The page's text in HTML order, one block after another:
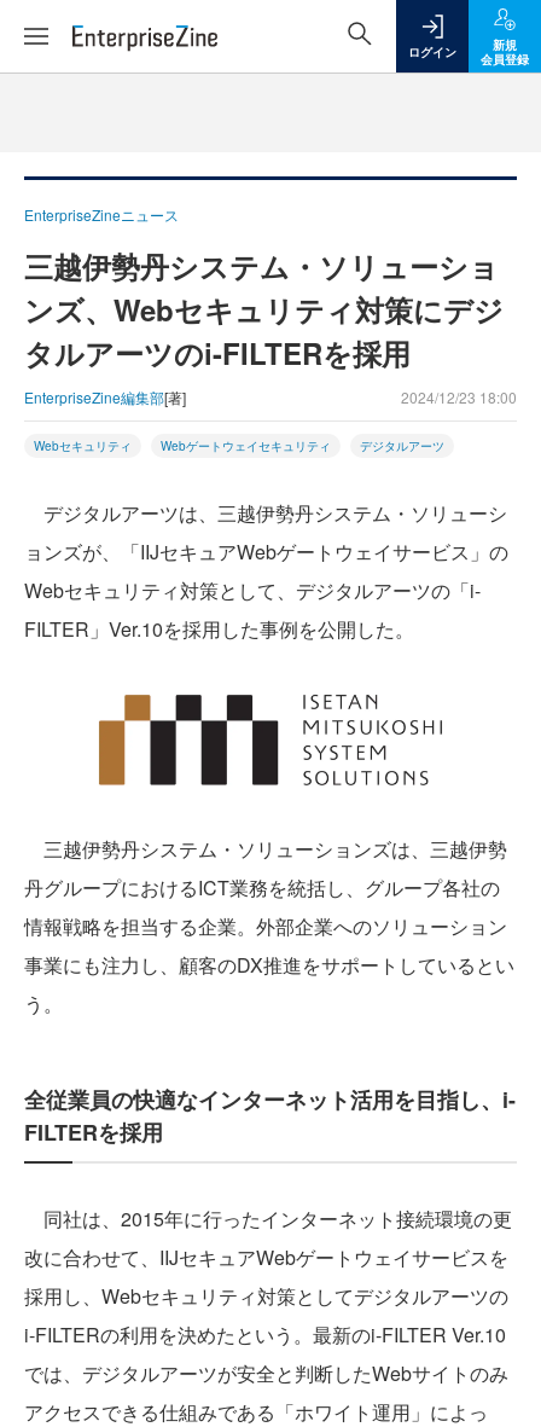
ログイン
新規
会員登録
EnterpriseZineニュース
三越伊勢丹システム・ソリューショ
ンズ、Webセキュリティ対策にデジ
タルアーツのi-FILTERを採用
EnterpriseZine編集部[著] 2024/12/23 18:00
Webセキュリティ Webゲートウェイセキュリティ デジタルアーツ
デジタルアーツは、三越伊勢丹システム・ソリューシ
ョンズが、「IIJセキュアWebゲートウェイサービス」の
Webセキュリティ対策として、デジタルアーツの「i-
FILTER」Ver.10を採用した事例を公開した。
三越伊勢丹システム・ソリューションズは、三越伊勢
丹グループにおけるICT業務を統括し、グループ各社の
情報戦略を担当する企業。外部企業へのソリューション
事業にも注力し、顧客のDX推進をサポートしているとい
う。
全従業員の快適なインターネット活用を目指し、i-
FILTERを採用
同社は、2015年に行ったインターネット接続環境の更
改に合わせて、IIJセキュアWebゲートウェイサービスを
採用し、Webセキュリティ対策としてデジタルアーツの
i-FILTERの利用を決めたという。最新のi-FILTER Ver.10
では、デジタルアーツが安全と判断したWebサイトのみ
アクセスできる仕組みである「ホワイト運用」によっ